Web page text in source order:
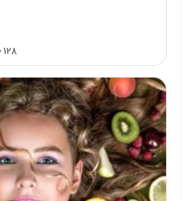
128